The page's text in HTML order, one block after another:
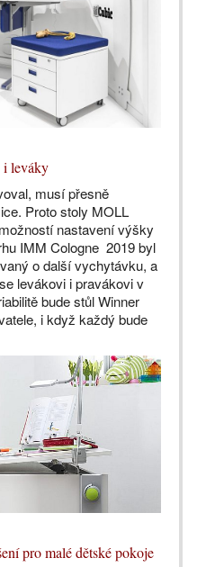
i leváky
musí přesně
Proto stoly MOLL
nastavení výšky
IMM Cologne 2019 byl
o další vychytávku, a
levákovi i pravákovi v
bude stůl Winner
i když každý bude
pro malé dětské pokoje